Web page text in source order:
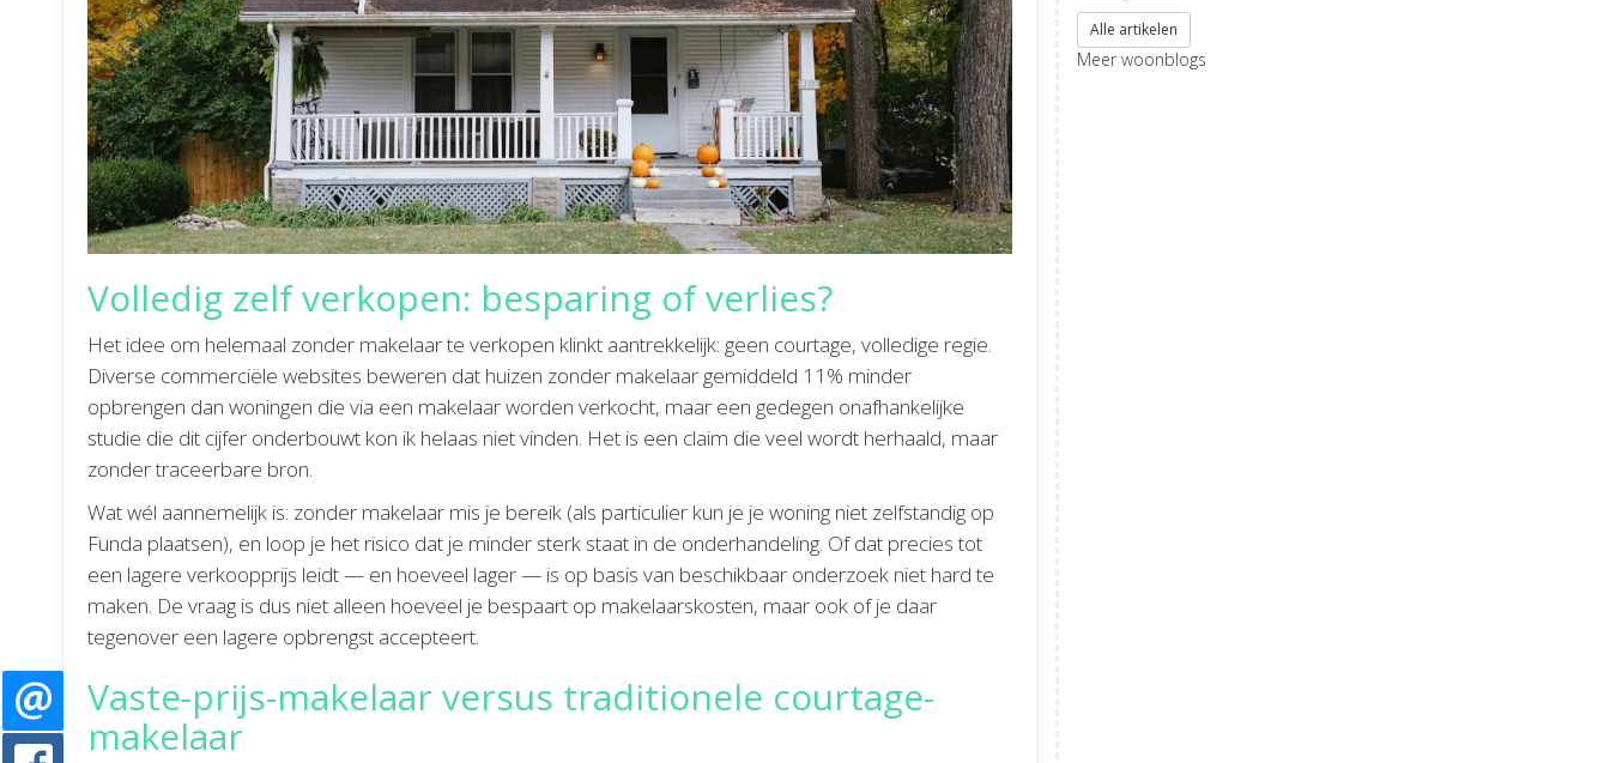
Volledig zelf verkopen: besparing of verlies?
Het idee om helemaal zonder makelaar te verkopen klinkt aantrekkelijk: geen courtage, volledige regie.
Diverse commerciële websites beweren dat huizen zonder makelaar gemiddeld 11% minder
opbrengen dan woningen die via een makelaar worden verkocht, maar een gedegen onafhankelijke
studie die dit cijfer onderbouwt kon ik helaas niet vinden. Het is een claim die veel wordt herhaald, maar
zonder traceerbare bron.
Wat wél aannemelijk is: zonder makelaar mis je bereik (als particulier kun je je woning niet zelfstandig op
Funda plaatsen), en loop je het risico dat je minder sterk staat in de onderhandeling. Of dat precies tot
een lagere verkoopprijs leidt — en hoeveel lager — is op basis van beschikbaar onderzoek niet hard te
maken. De vraag is dus niet alleen hoeveel je bespaart op makelaarskosten, maar ook of je daar
tegenover een lagere opbrengst accepteert.
Vaste-prijs-makelaar versus traditionele courtage-
makelaar
Alle artikelen
Meer woonblogs